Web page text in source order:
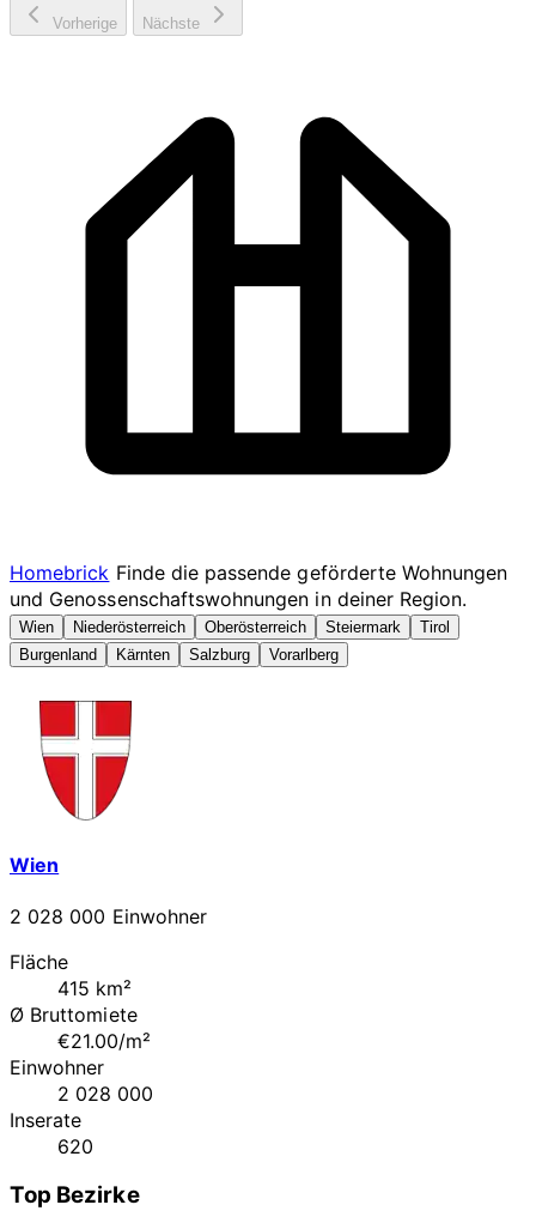
Vorherige Nächste
Homebrick Finde die passende geförderte Wohnungen
und Genossenschaftswohnungen in deiner Region.
Wien Niederösterreich Oberösterreich Steiermark
Tirol
Burgenland
Kärnten Salzburg Vorarlberg
Wien
2 028 000 Einwohner
Fläche
415 km²
Ø Bruttomiete
€21.00/m²
Einwohner
2 028 000
Inserate
620
Top Bezirke